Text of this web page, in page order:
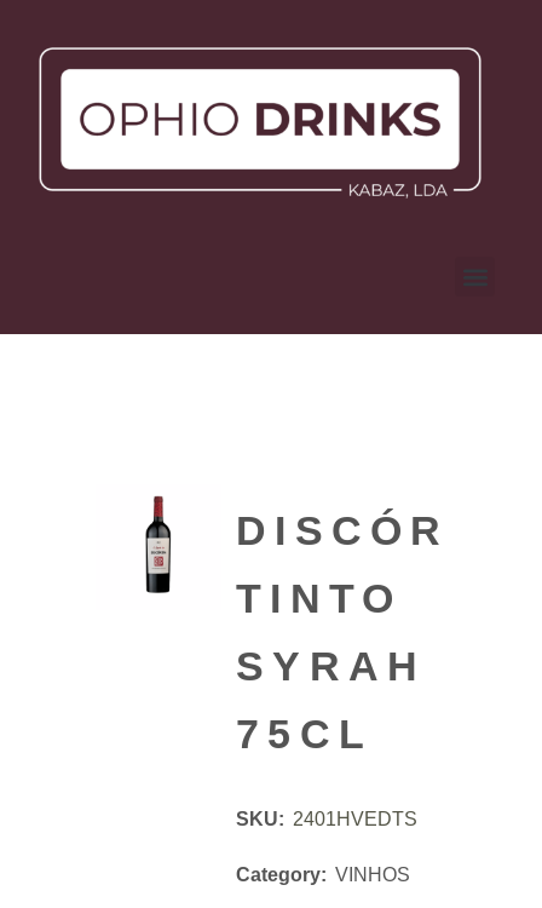
TINTO
SYRAH
75CL
SKU: 2401HVEDTS
Category: VINHOS